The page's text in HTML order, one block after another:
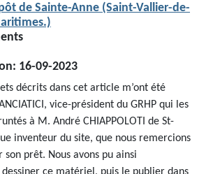
de Sainte-Anne (Saint-Vallier-de-
16-09-2023
décrits dans cet article m’ont été
vice-président du GRHP qui les
à M. André CHIAPPOLOTI de St-
inventeur du site, que nous remercions
prêt. Nous avons pu ainsi